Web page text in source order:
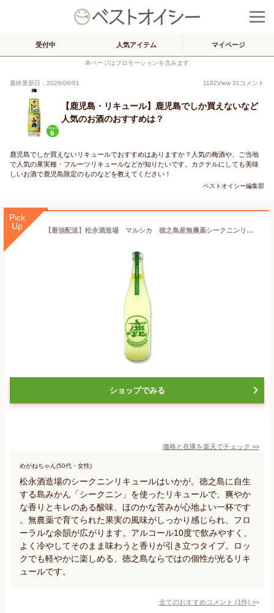
受付中 人気アイテム マイページ
本ページはプロモーションを含みます
最終更新日：2026/06/01 1182View 31 コメント
【鹿児島・リキュール】鹿児島でしか買えないなど
人気のお酒のおすすめは？
鹿児島でしか買えないリキュールでおすすめはありますか？人気の梅酒や、ご当地
で人気の果実種・フルーツリキュールなどが知りたいです。カクテルにしても美味
しいお酒で鹿児島限定のものなどを教えてください！
ベストオイシー編集部
Pick
Up
【最強配送】松永酒造場 マルシカ 徳之島産無農薬シークニンリキュール 10度/720ml
ショップでみる
価格と在庫を楽天でチェック >>
めがねちゃん(50代・女性)
松永酒造場のシークニンリキュールはいかが。徳之島に自生
する島みかん「シークニン」を使ったリキュールで、爽やか
な香りとキレのある酸味、ほのかな苦みが心地よい一杯です
。無農薬で育てられた果実の風味がしっかり感じられ、フロ
ーラルな余韻が広がります。アルコール10度で飲みやすく、
よく冷やしてそのまま味わうと香りが引き立つタイプ。ロッ
クでも軽やかに楽しめる、徳之島ならではの個性が光るリキ
ュールです。
全てのおすすめコメント (1件) >